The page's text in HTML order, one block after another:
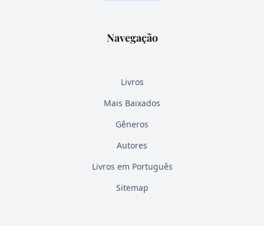
Navegação
Livros
Mais Baixados
Gêneros
Autores
Livros em Português
Sitemap